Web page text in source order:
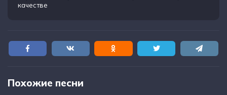
качестве
Похожие песни